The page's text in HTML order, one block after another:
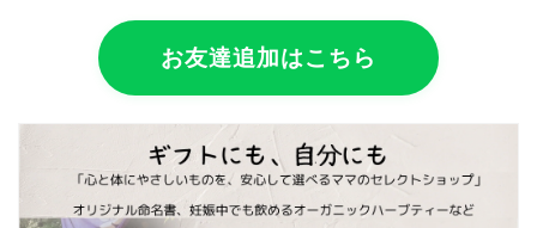
お友達追加はこちら